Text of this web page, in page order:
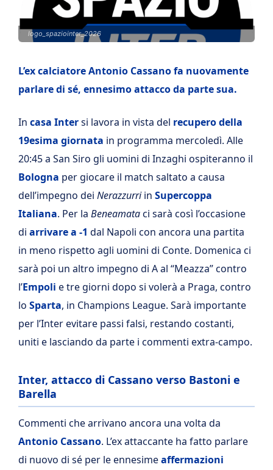
logo_spaziointer_2026
L’ex calciatore Antonio Cassano fa nuovamente
parlare di sé, ennesimo attacco da parte sua.
In casa Intersi lavora in vista del recupero della
19esima giornata in programma mercoledì. Alle
20:45 a San Siro gli uomini di Inzaghi ospiteranno il
Bologna per giocare il match saltato a causa
dell’impegno dei Nerazzurriin Supercoppa
Italiana. Per la Beneamataci sarà così l’occasione
di arrivare a -1 dal Napoli con ancora una partita
in meno rispetto agli uomini di Conte. Domenica ci
sarà poi un altro impegno di A al “Meazza” contro
l’Empoli e tre giorni dopo si volerà a Praga, contro
lo Sparta, in Champions League. Sarà importante
per l’Inter evitare passi falsi, restando costanti,
uniti e lasciando da parte i commenti extra-campo.
Inter, attacco di Cassano verso Bastoni e
Barella
Commenti che arrivano ancora una volta da
Antonio Cassano. L’ex attaccante ha fatto parlare
di nuovo di sé per le ennesimeaffermazioni